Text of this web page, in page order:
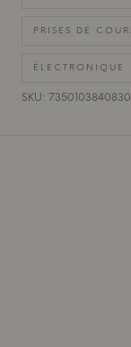
PRISES DE
ÉLECTRONIQUE
SKU: 7350103840830